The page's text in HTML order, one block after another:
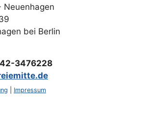
Neuenhagen
bei Berlin
3476228
Impressum